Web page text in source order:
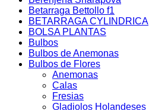
Betarraga Bettollo f1
BETARRAGA CYLINDRICA
BOLSA PLANTAS
Bulbos
Bulbos de Anemonas
Bulbos de Flores
Anemonas
Calas
Fresias
Gladiolos Holandeses